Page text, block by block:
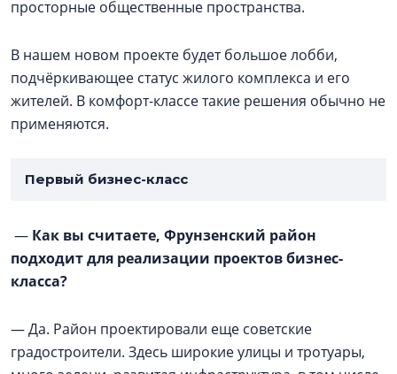
просторные общественные пространства.
В нашем новом проекте будет большое лобби,
подчёркивающее статус жилого комплекса и его
жителей. В комфорт-классе такие решения обычно не
применяются.
Первый бизнес-класс
— Как вы считаете, Фрунзенский район
подходит для реализации проектов бизнес-
класса?
— Да. Район проектировали еще советские
градостроители. Здесь широкие улицы и тротуары,